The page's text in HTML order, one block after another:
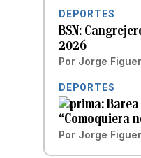
DEPORTES
BSN:
2026
Por Jorge
DEPORTES
“Comoquiera
Por Jorge